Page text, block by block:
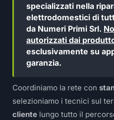
specializzati nella
elettrodomestici di
da Numeri Primi Srl.
autorizzati dai
esclusivamente su
garanzia.
Coordiniamo la rete con
selezioniamo i tecnici sul
cliente lungo tutto il